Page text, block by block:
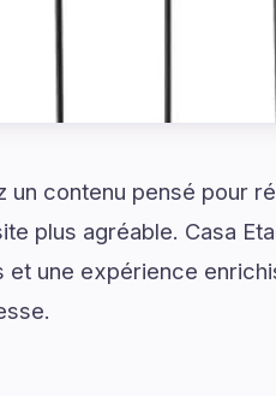
un contenu pensé pour
plus agréable. Casa
et une expérience